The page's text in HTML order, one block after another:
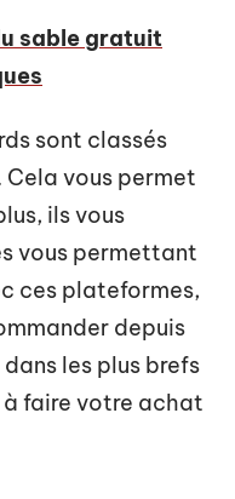
sable gratuit
sont classés
vous permet
ils vous
vous permettant
ces plateformes,
depuis
les plus brefs
à faire votre achat